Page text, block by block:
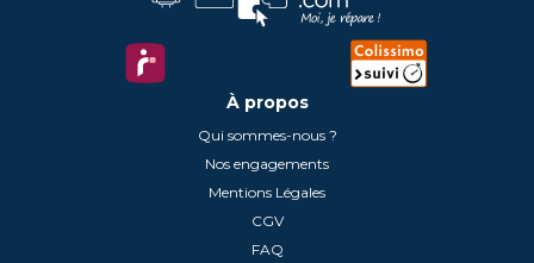
À propos
Qui sommes-nous ?
Nos engagements
Mentions Légales
CGV
FAQ